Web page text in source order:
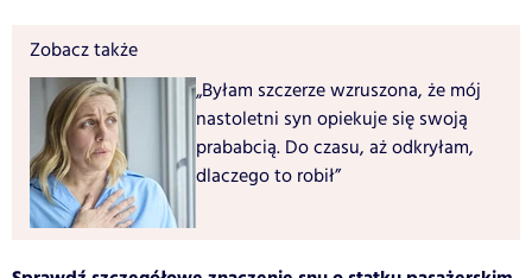
Zobacz także
„Byłam szczerze wzruszona, że mój
nastoletni syn opiekuje się swoją
prababcią. Do czasu, aż odkryłam,
dlaczego to robił”